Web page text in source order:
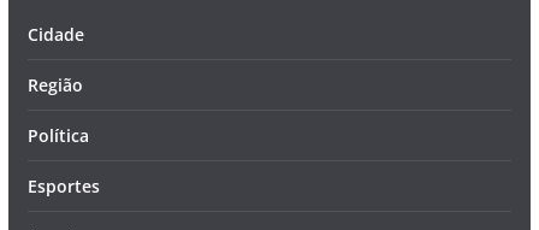
Cidade
Região
Política
Esportes